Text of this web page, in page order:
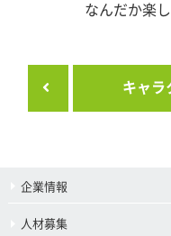
なんだか楽
キャラ
企業情報
人材募集